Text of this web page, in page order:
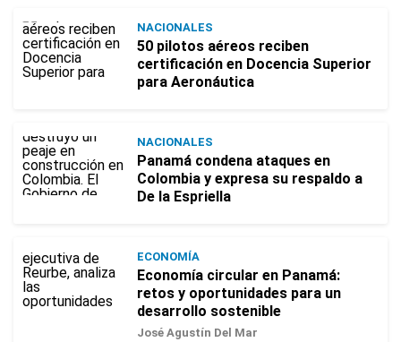
NACIONALES
50 pilotos aéreos reciben
certificación en Docencia Superior
para Aeronáutica
NACIONALES
Panamá condena ataques en
Colombia y expresa su respaldo a
De la Espriella
ECONOMÍA
Economía circular en Panamá:
retos y oportunidades para un
desarrollo sostenible
José Agustín Del Mar